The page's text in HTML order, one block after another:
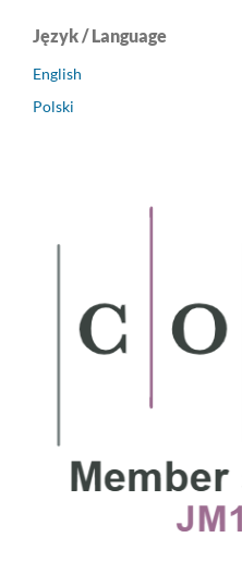
Język / Language
English
Polski